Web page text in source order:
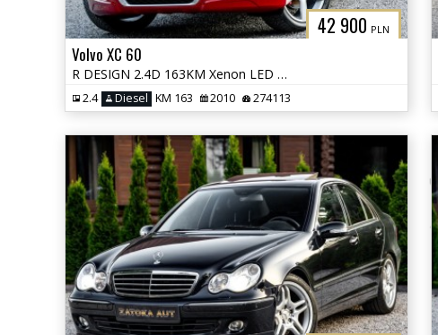
42 900 PLN
Volvo XC 60
R DESIGN 2.4D 163KM Xenon LED City Safety PDC HIFI Sound Navi Serwis
2.4 Diesel KM 163 2010 274113